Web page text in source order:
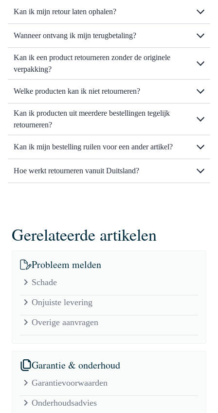
Kan ik mijn retour laten ophalen?
Wanneer ontvang ik mijn terugbetaling?
Kan ik een product retourneren zonder de originele
verpakking?
Welke producten kan ik niet retourneren?
Kan ik producten uit meerdere bestellingen tegelijk
retourneren?
Kan ik mijn bestelling ruilen voor een ander artikel?
Hoe werkt retourneren vanuit Duitsland?
Gerelateerde artikelen
Probleem melden
Schade
Onjuiste levering
Overige aanvragen
Garantie & onderhoud
Garantievoorwaarden
Onderhoudsadvies